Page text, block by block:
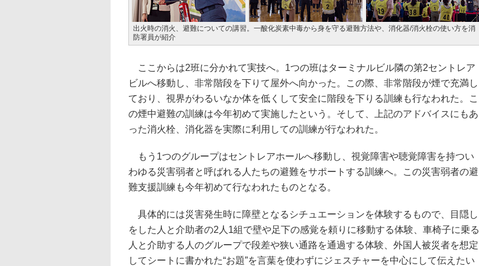
出火時の消火、避難についての講習。一酸化炭素中毒から身を守る避難方法や、消化器/消火栓の使い方を消
防署員が紹介
ここからは2班に分かれて実技へ。1つの班はターミナルビル隣の第2セントレア
ビルへ移動し、非常階段を下りて屋外へ向かった。この際、非常階段が煙で充満し
ており、視界がわるいなか体を低くして安全に階段を下りる訓練も行なわれた。こ
の煙中避難の訓練は今年初めて実施したという。そして、上記のアドバイスにもあ
った消火栓、消化器を実際に利用しての訓練が行なわれた。
もう1つのグループはセントレアホールへ移動し、視覚障害や聴覚障害を持つい
わゆる災害弱者と呼ばれる人たちの避難をサポートする訓練へ。この災害弱者の避
難支援訓練も今年初めて行なわれたものとなる。
具体的には災害発生時に障壁となるシチュエーションを体験するもので、目隠し
をした人と介助者の2人1組で壁や足下の感覚を頼りに移動する体験、車椅子に乗る
人と介助する人のグループで段差や狭い通路を通過する体験、外国人被災者を想定
してシートに書かれた“お題”を言葉を使わずにジェスチャーを中心にして伝えたい